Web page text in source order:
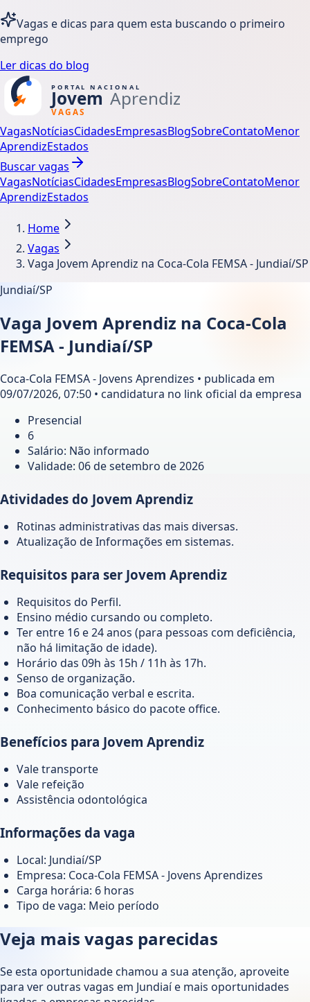
Vagas e dicas para quem esta buscando o primeiro
emprego
Ler dicas do blog
VagasNotíciasCidadesEmpresasBlogSobreContatoMenor
AprendizEstados
Buscar vagas
VagasNotíciasCidadesEmpresasBlogSobreContatoMenor
AprendizEstados
Home
Vagas
Vaga Jovem Aprendiz na Coca-Cola FEMSA - Jundiaí/SP
Jundiaí/SP
Vaga Jovem Aprendiz na Coca-Cola
FEMSA - Jundiaí/SP
Coca-Cola FEMSA - Jovens Aprendizes • publicada em
09/07/2026, 07:50 • candidatura no link oficial da empresa
Presencial
6
Salário: Não informado
Validade: 06 de setembro de 2026
Atividades do Jovem Aprendiz
Rotinas administrativas das mais diversas.
Atualização de Informações em sistemas.
Requisitos para ser Jovem Aprendiz
Requisitos do Perfil.
Ensino médio cursando ou completo.
Ter entre 16 e 24 anos (para pessoas com deficiência,
não há limitação de idade).
Horário das 09h às 15h / 11h às 17h.
Senso de organização.
Boa comunicação verbal e escrita.
Conhecimento básico do pacote office.
Benefícios para Jovem Aprendiz
Vale transporte
Vale refeição
Assistência odontológica
Informações da vaga
Local: Jundiaí/SP
Empresa: Coca-Cola FEMSA - Jovens Aprendizes
Carga horária: 6 horas
Tipo de vaga: Meio período
Veja mais vagas parecidas
Se esta oportunidade chamou a sua atenção, aproveite
para ver outras vagas em Jundiaíe mais oportunidades